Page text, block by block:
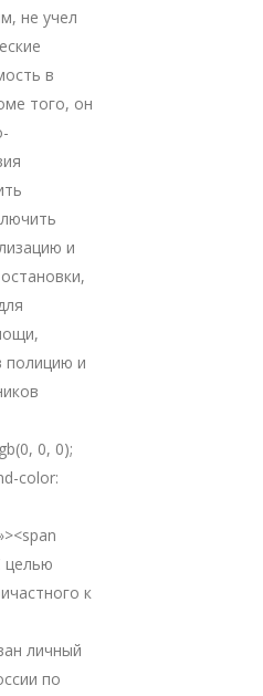
не учел
в
того, он
и
полицию и
0, 0);
color:
целью
к
личный
по